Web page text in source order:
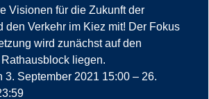
Visionen für die Zukunft der
den Verkehr im Kiez mit! Der Fokus
wird zunächst auf den
liegen.
3. September 2021 15:00 – 26.